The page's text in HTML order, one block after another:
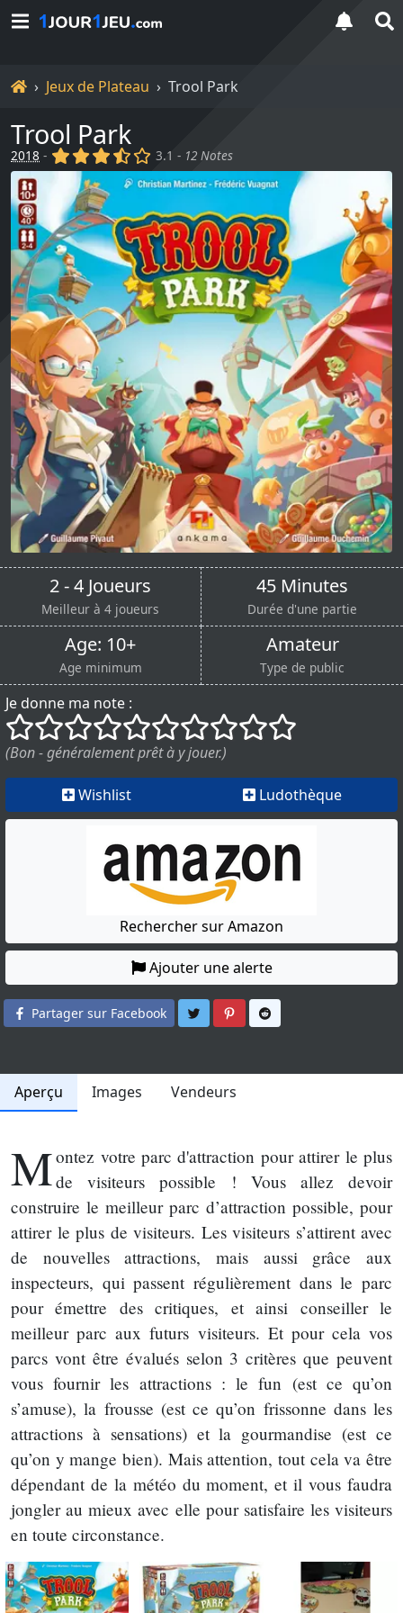
Accueil
Jeux de Plateau Trool Park
Trool Park
2018 - (x) (x) (x) (,) ()
3.1 - 12 Notes
2 - 4 Joueurs
Meilleur à 4 joueurs
45 Minutes
Durée d'une partie
Age: 10+
Age minimum
Amateur
Type de public
Je donne ma note :
()
() () () () () () () ()
()
(Bon - généralement prêt à y jouer.)
Wishlist Ludothèque
Rechercher sur Amazon
Ajouter une alerte
Partager sur Facebook Partager sur Twitter
Partager sur Pinterest
Aperçu Images Vendeurs
Montez votre parc d'attraction pour attirer le plus
de visiteurs possible ! Vous allez devoir
construire le meilleur parc d’attraction possible, pour
attirer le plus de visiteurs. Les visiteurs s’attirent avec
de nouvelles attractions, mais aussi grâce aux
inspecteurs, qui passent régulièrement dans le parc
pour émettre des critiques, et ainsi conseiller le
meilleur parc aux futurs visiteurs. Et pour cela vos
parcs vont être évalués selon 3 critères que peuvent
vous fournir les attractions : le fun (est ce qu’on
s’amuse), la frousse (est ce qu’on frissonne dans les
attractions à sensations) et la gourmandise (est ce
qu’on y mange bien). Mais attention, tout cela va être
dépendant de la météo du moment, et il vous faudra
jongler au mieux avec elle pour satisfaire les visiteurs
en toute circonstance.